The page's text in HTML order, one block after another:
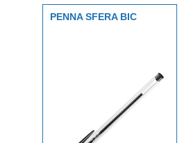
PENNA SFERA BIC